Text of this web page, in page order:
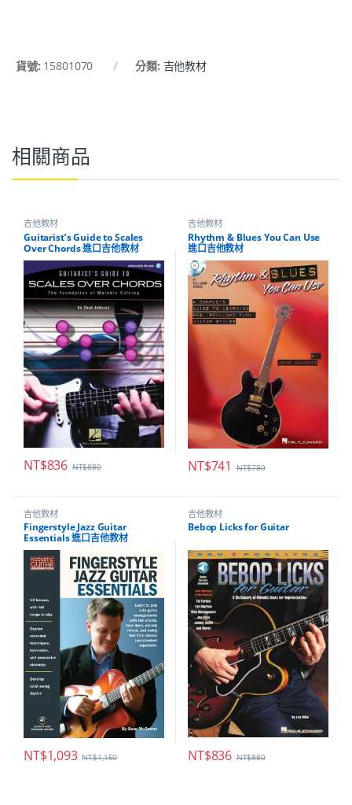
貨號: 15801070 分類: 吉他教材
相關商品
吉他教材
Guitarist’s Guide to Scales
Over Chords 進口吉他教材
NT$836 NT$880
吉他教材
Rhythm & Blues You Can Use
進口吉他教材
NT$741 NT$780
吉他教材
Fingerstyle Jazz Guitar
Essentials 進口吉他教材
NT$1,093 NT$1,150
吉他教材
Bebop Licks for Guitar
NT$836 NT$880